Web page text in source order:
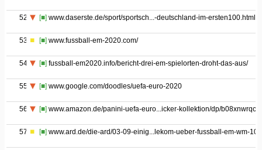
52 [■] www.daserste.de/sport/sportsch...-deutschland-im-ersten100.html
53 [■] www.fussball-em-2020.com/
54 [■] fussball-em2020.info/bericht-drei-em-spielorten-droht-das-aus/
55 [■] www.google.com/doodles/uefa-euro-2020
56 [■] www.amazon.de/panini-uefa-euro...icker-kollektion/dp/b08xnwrqcc
57 [■] www.ard.de/die-ard/03-09-einig...lekom-ueber-fussball-em-wm-100